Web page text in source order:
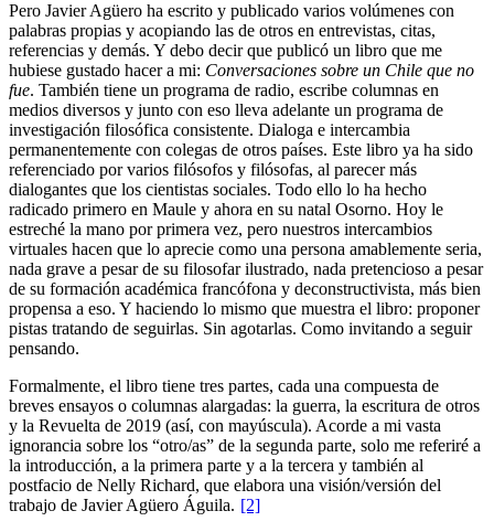
Pero Javier Agüero ha escrito y publicado varios volúmenes con
palabras propias y acopiando las de otros en entrevistas, citas,
referencias y demás. Y debo decir que publicó un libro que me
hubiese gustado hacer a mi: Conversaciones sobre un Chile que no
fue. También tiene un programa de radio, escribe columnas en
medios diversos y junto con eso lleva adelante un programa de
investigación filosófica consistente. Dialoga e intercambia
permanentemente con colegas de otros países. Este libro ya ha sido
referenciado por varios filósofos y filósofas, al parecer más
dialogantes que los cientistas sociales. Todo ello lo ha hecho
radicado primero en Maule y ahora en su natal Osorno. Hoy le
estreché la mano por primera vez, pero nuestros intercambios
virtuales hacen que lo aprecie como una persona amablemente seria,
nada grave a pesar de su filosofar ilustrado, nada pretencioso a pesar
de su formación académica francófona y deconstructivista, más bien
propensa a eso. Y haciendo lo mismo que muestra el libro: proponer
pistas tratando de seguirlas. Sin agotarlas. Como invitando a seguir
pensando.
Formalmente, el libro tiene tres partes, cada una compuesta de
breves ensayos o columnas alargadas: la guerra, la escritura de otros
y la Revuelta de 2019 (así, con mayúscula). Acorde a mi vasta
ignorancia sobre los “otro/as” de la segunda parte, solo me referiré a
la introducción, a la primera parte y a la tercera y también al
postfacio de Nelly Richard, que elabora una visión/versión del
trabajo de Javier Agüero Águila. [2]